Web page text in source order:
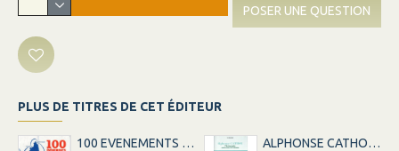
POSER UNE QUESTION
PLUS DE TITRES DE CET ÉDITEUR
100 EVENEMENTS DE LA LIGNE LA REUNION-MARSEILLE ALPHONSE CATHOU PHOTOGRAPHE - ANCIEN ESCLAVE DE LA REUNION